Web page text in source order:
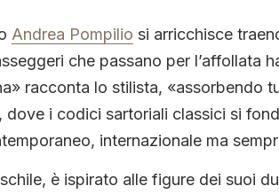
Andrea Pompilio si arricchisce
che passano per l’affollata
racconta lo stilista, «assorbendo
i codici sartoriali classici si
internazionale ma
è ispirato alle figure dei suoi